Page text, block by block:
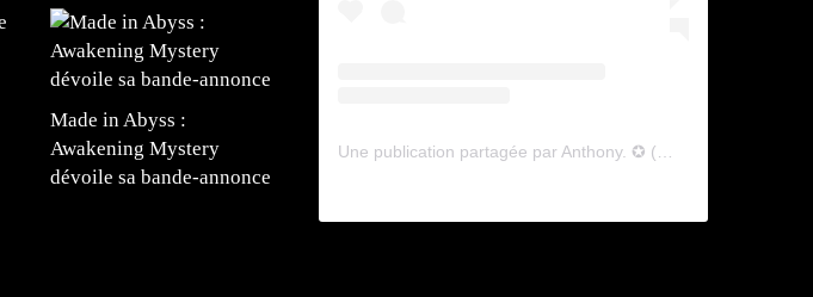
Made in Abyss :
Awakening Mystery
dévoile sa bande-annonce
Une publication partagée par Anthony. ✪ (@lyagamii)